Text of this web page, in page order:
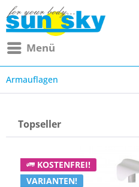
Menü
Armauflagen
Topseller
KOSTENFREI!
VARIANTEN!